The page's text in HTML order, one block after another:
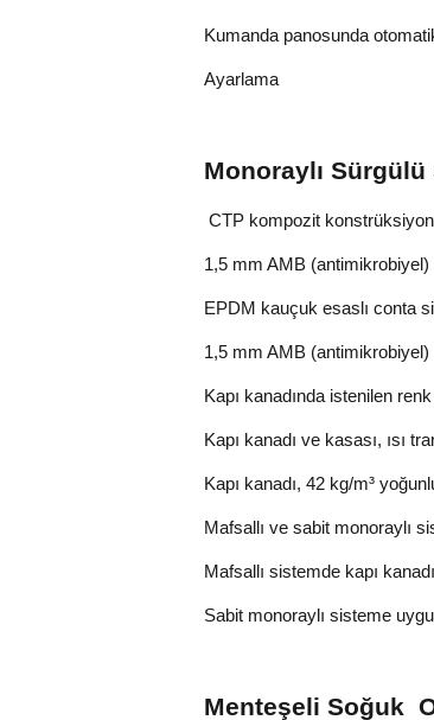
Kumanda panosunda
Ayarlama
Monoraylı Sürgülü
CTP kompozit konstrüksiyon
1,5 mm AMB
EPDM kauçuk esaslı conta
1,5 mm AMB
Kapı kanadında istenilen
Kapı kanadı ve kasası, ısı
Kapı kanadı, 42 kg/m³
Mafsallı ve sabit monoraylı
Mafsallı sistemde kapı
Sabit monoraylı sisteme
Menteşeli Soğuk